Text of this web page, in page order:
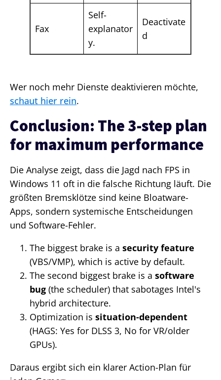
Fax
Self-
explanator
y.
Deactivate
d
Wer noch mehr Dienste deaktivieren möchte,
schaut hier rein.
Conclusion: The 3-step plan
for maximum performance
Die Analyse zeigt, dass die Jagd nach FPS in
Windows 11 oft in die falsche Richtung läuft. Die
größten Bremsklötze sind keine Bloatware-
Apps, sondern systemische Entscheidungen
und Software-Fehler.
The biggest brake is a security feature
(VBS/VMP), which is active by default.
The second biggest brake is a software
bug (the scheduler) that sabotages Intel's
hybrid architecture.
Optimization is situation-dependent
(HAGS: Yes for DLSS 3, No for VR/older
GPUs).
Daraus ergibt sich ein klarer Action-Plan für